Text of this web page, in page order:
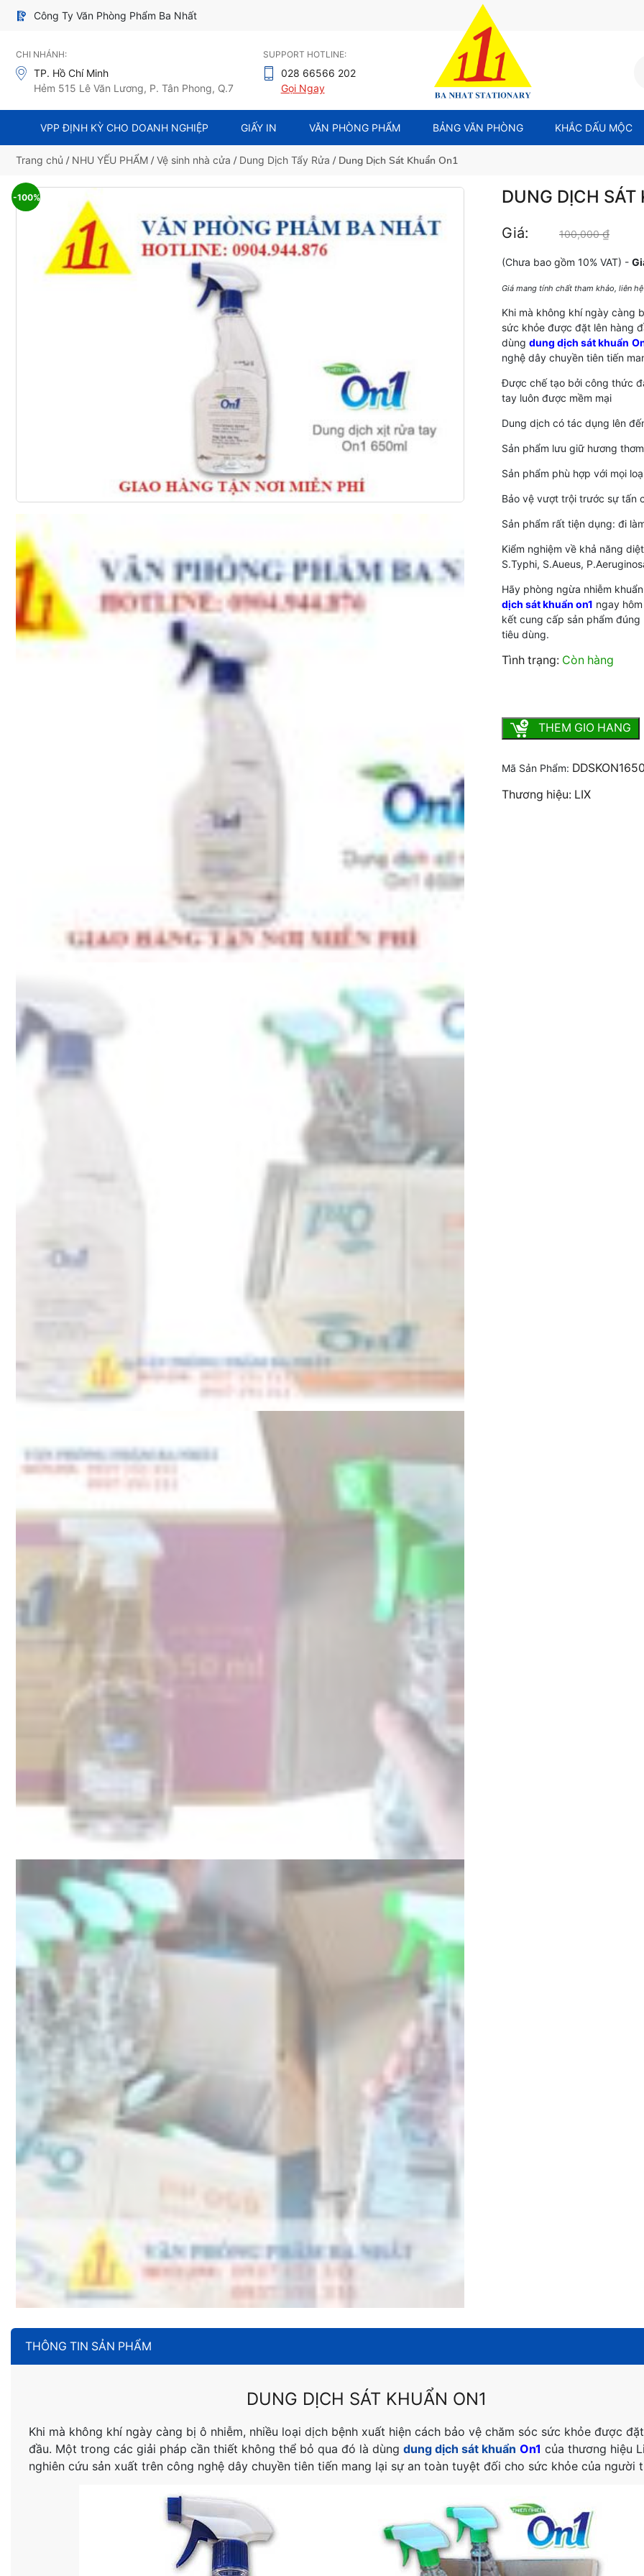
Công Ty Văn Phòng Phẩm Ba Nhất
CHI NHÁNH:
TP. Hồ Chí Minh
Hẻm 515 Lê Văn Lương, P. Tân Phong, Q.7
SUPPORT HOTLINE:
028 66566 202
Gọi Ngay
VPP ĐỊNH KỲ CHO DOANH NGHIỆP GIẤY IN VĂN PHÒNG PHẨM BẢNG VĂN PHÒNG KHẮC DẤU MỘC
Trang chủ / NHU YẾU PHẨM /Vệ sinh nhà cửa / Dung Dịch Tẩy Rửa / Dung Dịch Sát Khuẩn On1
-100% DUNG DỊCH SÁT
Giá: 100,000₫
(Chưa bao gồm 10% VAT) -
Giá mang tính chất tham khảo, liên
Khi mà không khí ngày càng
sức khỏe được đặt lên hàng
dùng dung dịch sát khuẩn
nghệ dây chuyền tiên tiến
Được chế tạo bởi công thức
tay luôn được mềm mại
Dung dịch có tác dụng lên
Sản phẩm lưu giữ hương
Sản phẩm phù hợp với mọi
Bảo vệ vượt trội trước sự tấn
Sản phẩm rất tiện dụng: đi
Kiểm nghiệm về khả năng
S.Typhi, S.Aueus,
Hãy phòng ngừa nhiễm
dịch sát khuẩn on1 ngay
kết cung cấp sản phẩm
tiêu dùng.
Tình trạng: Còn hàng
THEM GIO HANG
Mã Sản Phẩm:
Thương hiệu: LIX
THÔNG TIN SẢN PHẨM
DUNG DỊCH SÁT KHUẨN ON1
Khi mà không khí ngày càng bị ô nhiễm, nhiều loại dịch bệnh xuất hiện cách bảo vệ chăm sóc sức khỏe được
đầu. Một trong các giải pháp cần thiết không thể bỏ qua đó là dùng dung dịch sát khuẩn On1 của thương hiệu
nghiên cứu sản xuất trên công nghệ dây chuyền tiên tiến mang lại sự an toàn tuyệt đối cho sức khỏe của người